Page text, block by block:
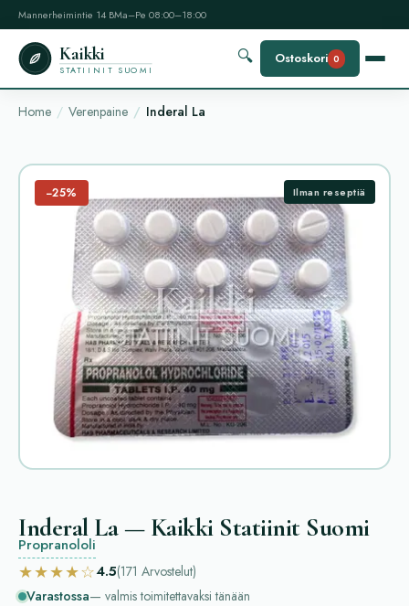
Mannerheimintie 14 BMa–Pe 08:00–18:00
Kaikki
STATIINIT SUOMI
🔍 Ostoskori 0
Home Verenpaine Inderal La
−25% Ilman reseptiä
Inderal La — Kaikki Statiinit Suomi
Propranololi
★★★★☆4.5(171 Arvostelut)
Varastossa— valmis toimitettavaksi tänään